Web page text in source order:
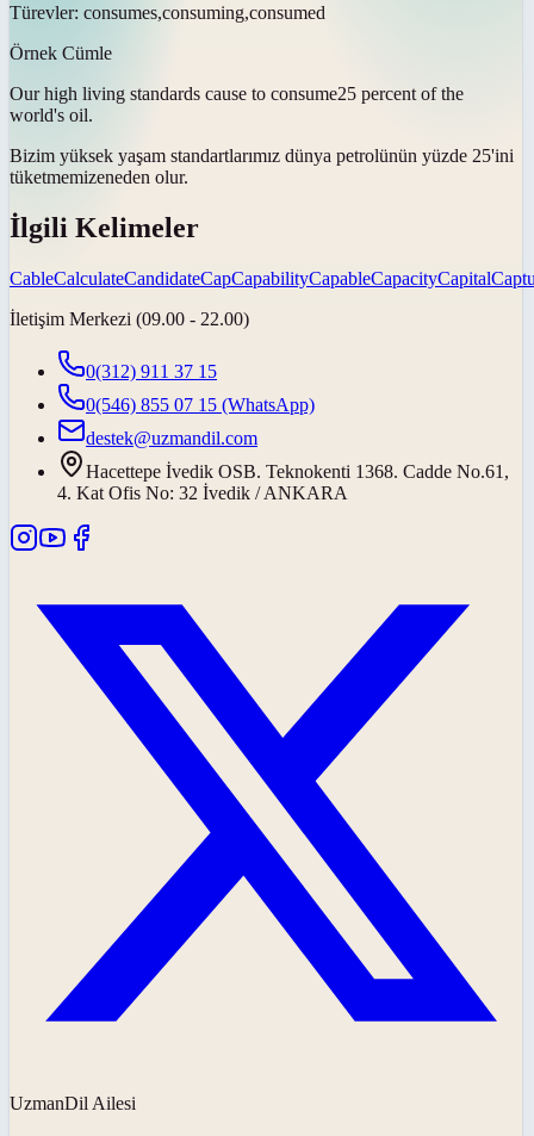
Türevler: consumes,consuming,consumed
Örnek Cümle
Our high living standards cause to consume25 percent of the
world's oil.
Bizim yüksek yaşam standartlarımız dünya petrolünün yüzde 25'ini
tüketmemizeneden olur.
İlgili Kelimeler
CableCalculateCandidateCapCapabilityCapableCapacityCapital
İletişim Merkezi (09.00 - 22.00)
0(312) 911 37 15
0(546) 855 07 15 (WhatsApp)
destek@uzmandil.com
Hacettepe İvedik OSB. Teknokenti 1368. Cadde No.61,
4. Kat Ofis No: 32 İvedik / ANKARA
UzmanDil Ailesi